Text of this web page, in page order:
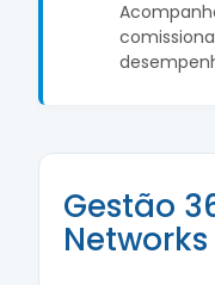
Gestão
Networks